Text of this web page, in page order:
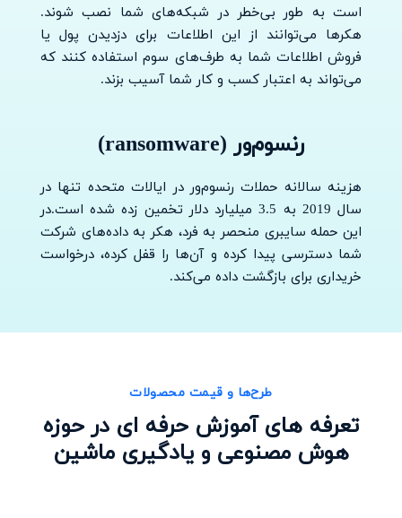
است به طور بی‌خطر در شبکه‌های شما نصب شوند.
هکرها می‌توانند از این اطلاعات برای دزدیدن پول یا
فروش اطلاعات شما به طرف‌های سوم استفاده کنند که
می‌تواند به اعتبار کسب و کار شما آسیب بزند.
رنسوم‌ور (ransomware)
هزینه سالانه حملات رنسوم‌ور در ایالات متحده تنها در
سال 2019 به 3.5 میلیارد دلار تخمین زده شده است.در
این حمله سایبری منحصر به فرد، هکر به داده‌های شرکت
شما دسترسی پیدا کرده و آن‌ها را قفل کرده، درخواست
خریداری برای بازگشت داده می‌کند.
طرح‌ها و قیمت‌ محصولات
تعرفه های آموزش حرفه ای در حوزه
هوش مصنوعی و یادگیری ماشین